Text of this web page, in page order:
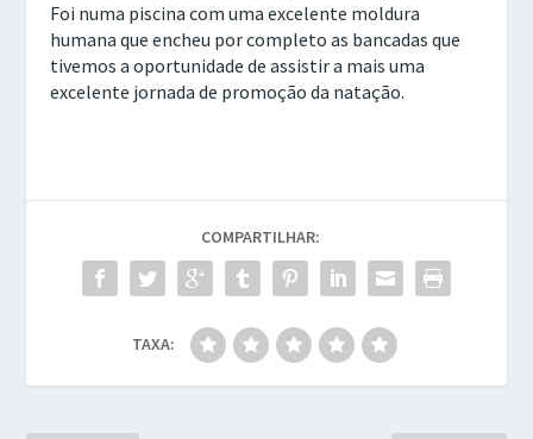
Foi numa piscina com uma excelente moldura
humana que encheu por completo as bancadas que
tivemos a oportunidade de assistir a mais uma
excelente jornada de promoção da natação.
COMPARTILHAR:
TAXA: